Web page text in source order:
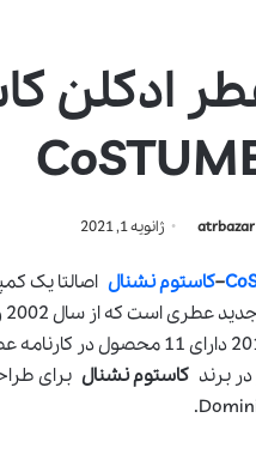
ادکلن
atrbazar ژانویه 1, 2021
–کاستوم نشنال اصالتا یک
است که از سال 2002 وارد دنيای عطر و ادکلن شد. برند
در بازه زمانی 2002 تا 2013
برند کاستوم نشنال